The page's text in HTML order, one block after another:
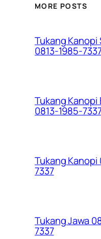
MORE POSTS
Tukang Kanopi
0813-1985-
Tukang Kanopi
0813-1985-
Tukang Kanopi
7337
Tukang Jawa
7337